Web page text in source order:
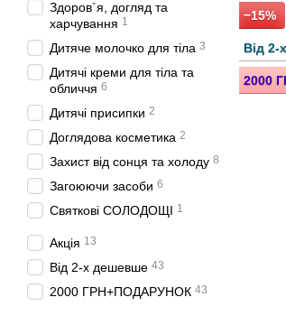
−15%
Від
2000
Здоров`я, догляд та
харчування 1
Дитяче молочко для тіла 3
Дитячі креми для тіла та
обличчя 6
Дитячі присипки 2
Доглядова косметика 2
Захист від сонця та холоду 8
Загоюючи засоби 6
Святкові СОЛОДОЩІ 1
Акція 13
Від 2-х дешевше 43
2000 ГРН+ПОДАРУНОК 43